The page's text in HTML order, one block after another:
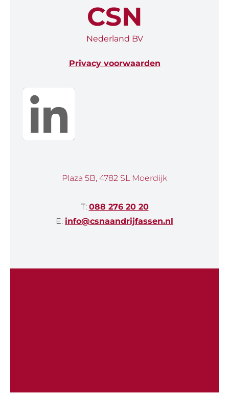
CSN
Nederland BV
Privacy voorwaarden
Plaza 5B, 4782 SL Moerdijk
T: 088 276 20 20
E: info@csnaandrijfassen.nl